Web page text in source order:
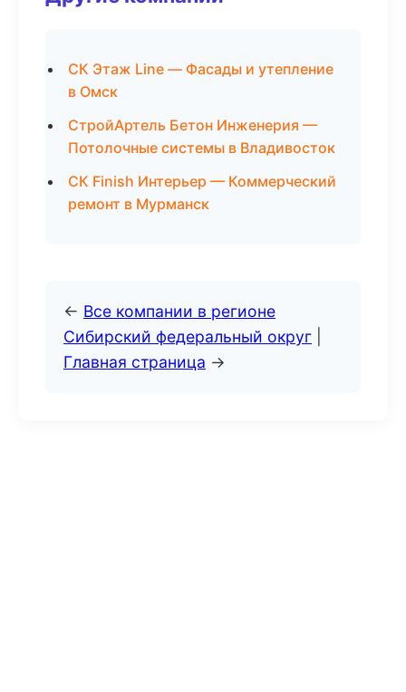
СК Этаж Line — Фасады и утепление
в Омск
СтройАртель Бетон Инженерия —
Потолочные системы в Владивосток
СК Finish Интерьер — Коммерческий
ремонт в Мурманск
← Все компании в регионе
Сибирский федеральный округ
Главная страница →